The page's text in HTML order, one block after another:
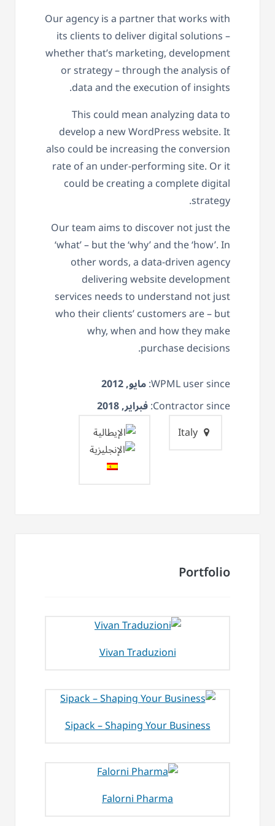
Our agency is a partner that works with
its clients to deliver digital solutions –
whether that’s marketing, development
or strategy – through the analysis of
data and the execution of insights.
This could mean analyzing data to
develop a new WordPress website. It
also could be increasing the conversion
rate of an under-performing site. Or it
could be creating a complete digital
strategy.
Our team aims to discover not just the
‘what’ – but the ‘why’ and the ‘how’. In
other words, a data-driven agency
delivering website development
services needs to understand not just
who their clients’ customers are – but
why, when and how they make
purchase decisions.
WPML user since: مايو, 2012
Contractor since: فبراير, 2018
Portfolio
Vivan Traduzioni
Sipack – Shaping Your Business
Falorni Pharma